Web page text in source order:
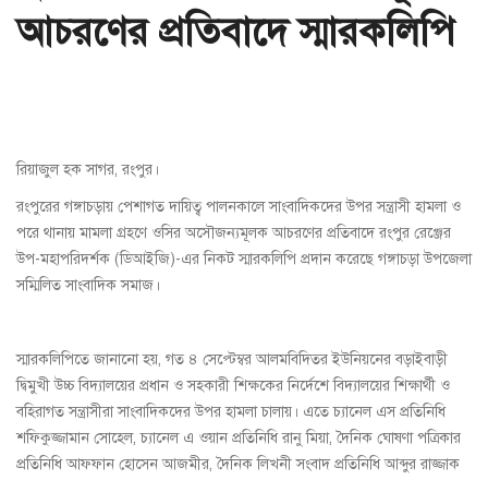
আচরণের প্রতিবাদে স্মারকলিপি
রিয়াজুল হক সাগর, রংপুর।
রংপুরের গঙ্গাচড়ায় পেশাগত দায়িত্ব পালনকালে সাংবাদিকদের উপর সন্ত্রাসী হামলা ও
পরে থানায় মামলা গ্রহণে ওসির অসৌজন্যমূলক আচরণের প্রতিবাদে রংপুর রেঞ্জের
উপ-মহাপরিদর্শক (ডিআইজি)-এর নিকট স্মারকলিপি প্রদান করেছে গঙ্গাচড়া উপজেলা
সম্মিলিত সাংবাদিক সমাজ।
স্মারকলিপিতে জানানো হয়, গত ৪ সেপ্টেম্বর আলমবিদিতর ইউনিয়নের বড়াইবাড়ী
দ্বিমুখী উচ্চ বিদ্যালয়ের প্রধান ও সহকারী শিক্ষকের নির্দেশে বিদ্যালয়ের শিক্ষার্থী ও
বহিরাগত সন্ত্রাসীরা সাংবাদিকদের উপর হামলা চালায়। এতে চ্যানেল এস প্রতিনিধি
শফিকুজ্জামান সোহেল, চ্যানেল এ ওয়ান প্রতিনিধি রানু মিয়া, দৈনিক ঘোষণা পত্রিকার
প্রতিনিধি আফফান হোসেন আজমীর, দৈনিক লিখনী সংবাদ প্রতিনিধি আব্দুর রাজ্জাক